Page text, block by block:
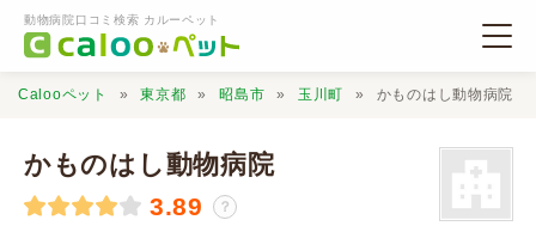
動物病院口コミ検索 カルーペット
Calooペット 東京都 昭島市 玉川町 かものはし動物病院
かものはし動物病院
3.89 ？